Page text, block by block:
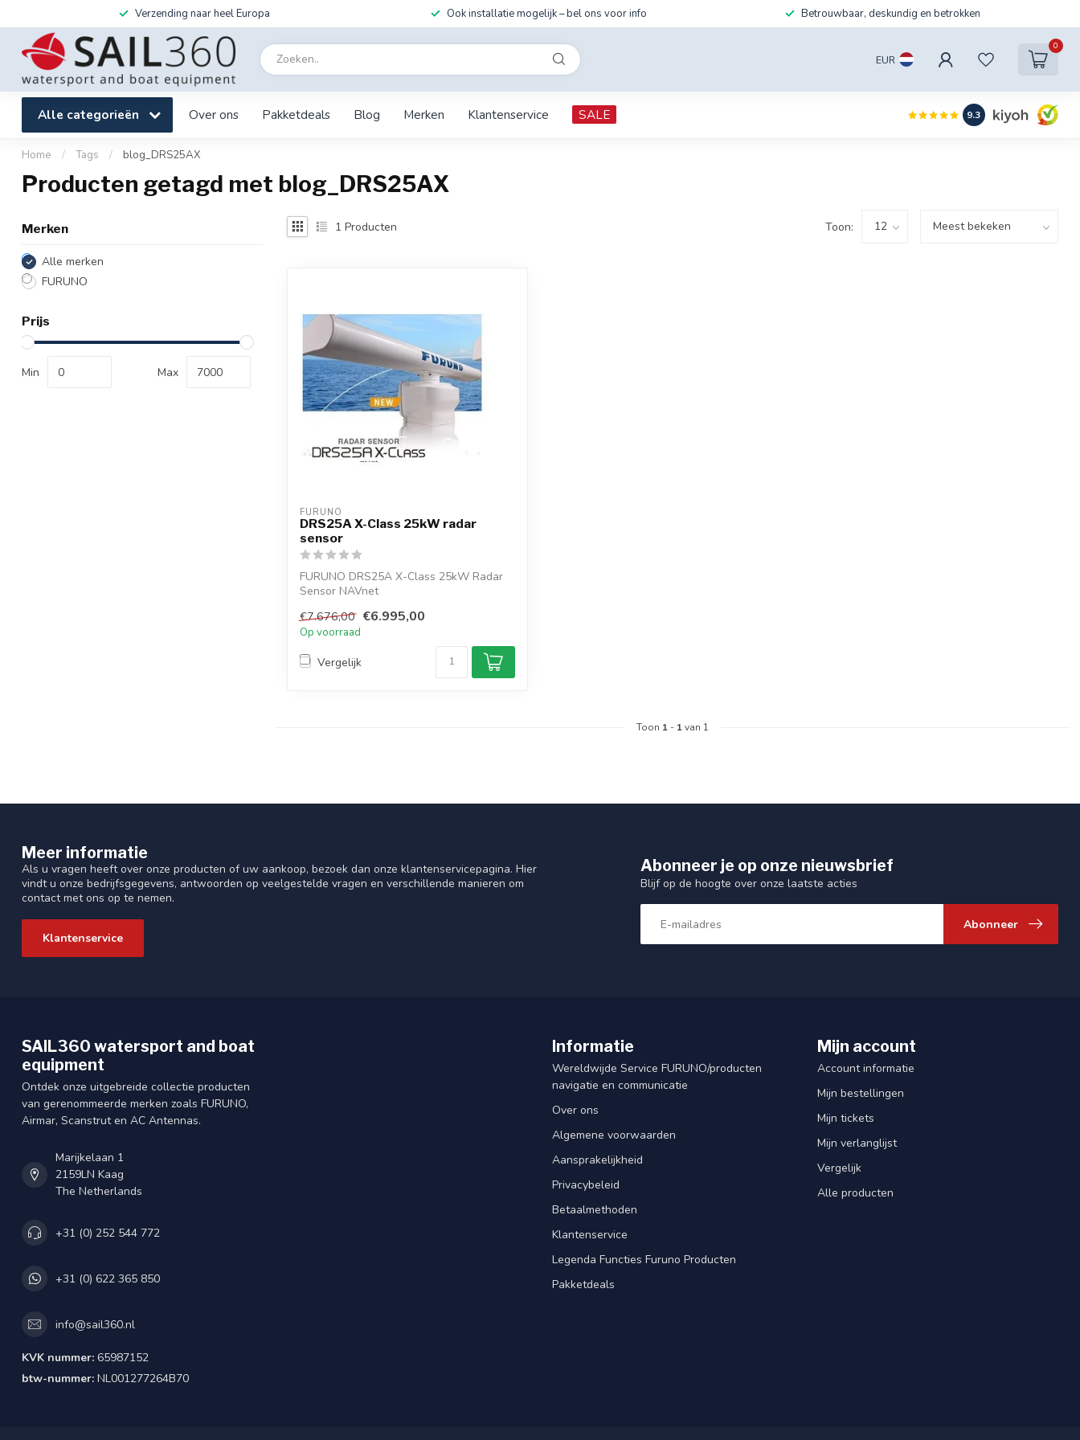
Verzending naar heel Europa Ook installatie mogelijk – bel ons voor info Betrouwbaar, deskundig en betrokken
EUR
0
Alle categorieën Over ons Pakketdeals Blog Merken Klantenservice SALE 9.3
Home / Tags / blog_DRS25AX
Producten getagd met blog_DRS25AX
Merken
Alle merken
FURUNO
Prijs
Min Max
1 Producten Toon:
FURUNO
DRS25A X-Class 25kW radar
sensor
FURUNO DRS25A X-Class 25kW Radar
Sensor NAVnet
€7.676,00 €6.995,00
Op voorraad
Vergelijk
Toon 1 - 1van 1
Meer informatie
Als u vragen heeft over onze producten of uw aankoop, bezoek dan onze klantenservicepagina. Hier
vindt u onze bedrijfsgegevens, antwoorden op veelgestelde vragen en verschillende manieren om
contact met ons op te nemen.
Klantenservice
Abonneer je op onze nieuwsbrief
Blijf op de hoogte over onze laatste acties
Abonneer
SAIL360 watersport and boat
equipment
Ontdek onze uitgebreide collectie producten
van gerenommeerde merken zoals FURUNO,
Airmar, Scanstrut en AC Antennas.
Marijkelaan 1
2159LN Kaag
The Netherlands
+31 (0) 252 544 772
+31 (0) 622 365 850
info@sail360.nl
KVK nummer: 65987152
btw-nummer: NL001277264B70
Informatie
Wereldwijde Service FURUNO/producten
navigatie en communicatie
Over ons
Algemene voorwaarden
Aansprakelijkheid
Privacybeleid
Betaalmethoden
Klantenservice
Legenda Functies Furuno Producten
Pakketdeals
Mijn account
Account informatie
Mijn bestellingen
Mijn tickets
Mijn verlanglijst
Vergelijk
Alle producten